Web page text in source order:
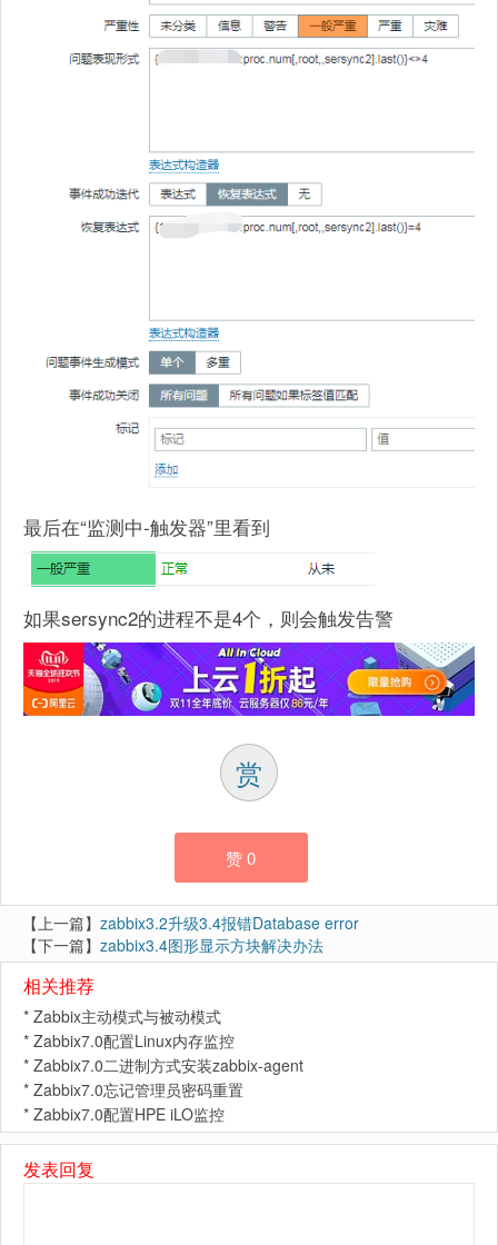
最后在“监测中-触发器”里看到
如果sersync2的进程不是4个，则会触发告警
赏
赞0
【上一篇】 zabbix3.2升级3.4报错Database error
【下一篇】 zabbix3.4图形显示方块解决办法
相关推荐
* Zabbix主动模式与被动模式
* Zabbix7.0配置Linux内存监控
* Zabbix7.0二进制方式安装zabbix-agent
* Zabbix7.0忘记管理员密码重置
* Zabbix7.0配置HPE iLO监控
发表回复